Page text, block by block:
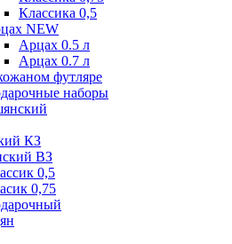
Классика 0,5
NEW
Арцах 0.5 л
Арцах 0.7 л
футляре
наборы
КЗ
ВЗ
0,5
0,75